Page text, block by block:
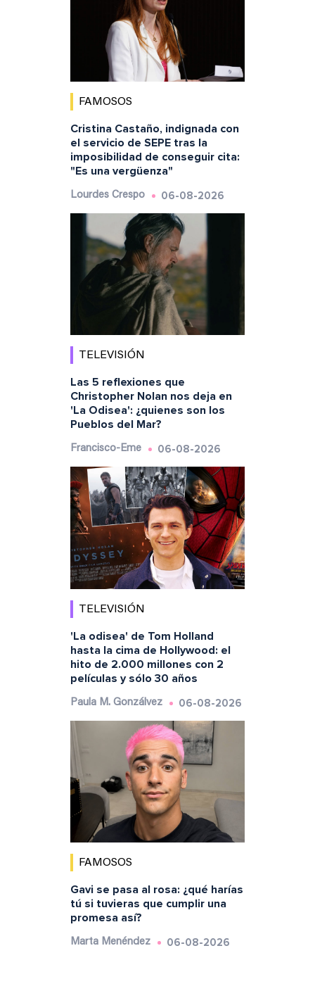
FAMOSOS
Cristina Castaño, indignada con
el servicio de SEPE tras la
imposibilidad de conseguir cita:
"Es una vergüenza"
Lourdes Crespo 06-08-2026
TELEVISIÓN
Las 5 reflexiones que
Christopher Nolan nos deja en
'La Odisea': ¿quienes son los
Pueblos del Mar?
Francisco-Eme 06-08-2026
TELEVISIÓN
'La odisea' de Tom Holland
hasta la cima de Hollywood: el
hito de 2.000 millones con 2
películas y sólo 30 años
Paula M. Gonzálvez 06-08-2026
FAMOSOS
Gavi se pasa al rosa: ¿qué harías
tú si tuvieras que cumplir una
promesa así?
Marta Menéndez 06-08-2026